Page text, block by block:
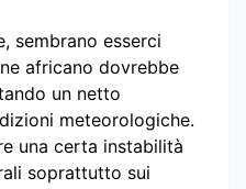
sembrano esserci
africano dovrebbe
un netto
meteorologiche.
una certa instabilità
soprattutto sui